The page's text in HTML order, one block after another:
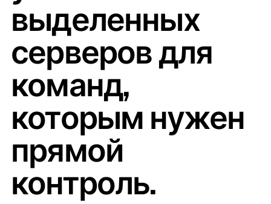
выделенных
серверов для
команд,
которым нужен
прямой
контроль.